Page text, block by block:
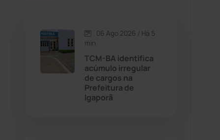
Caetité (1504)
Candiba (157)
Cândido Sales
06 Ago 2026 / Há 5
min
TCM-BA identifica
acúmulo irregular
de cargos na
Prefeitura de
Igaporã